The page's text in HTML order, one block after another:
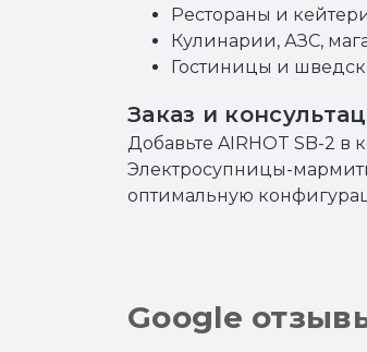
Рестораны и
Кулинарии, АЗС,
Гостиницы и
Заказ и
Добавьте AIRHOT SB-2 в
Электросупницы-
оптимальную
Google